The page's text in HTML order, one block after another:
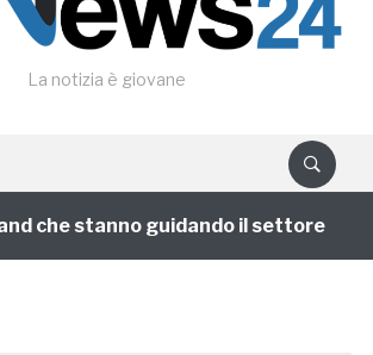
La notizia è giovane
che stanno guidando il settore